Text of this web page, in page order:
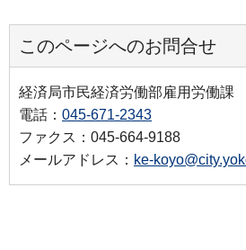
このページへのお問合せ
経済局市民経済労働部雇用労働課
電話： 045-671-2343
ファクス：045-664-9188
メールアドレス： ke-